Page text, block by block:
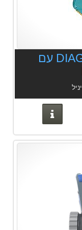
דולפין 2001 DIAGNOSTIC עם